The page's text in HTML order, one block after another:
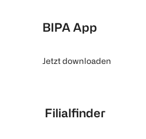
BIPA App
Jetzt downloaden
Filialfinder